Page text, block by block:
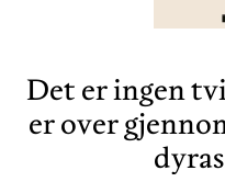
Det er ingen
er over